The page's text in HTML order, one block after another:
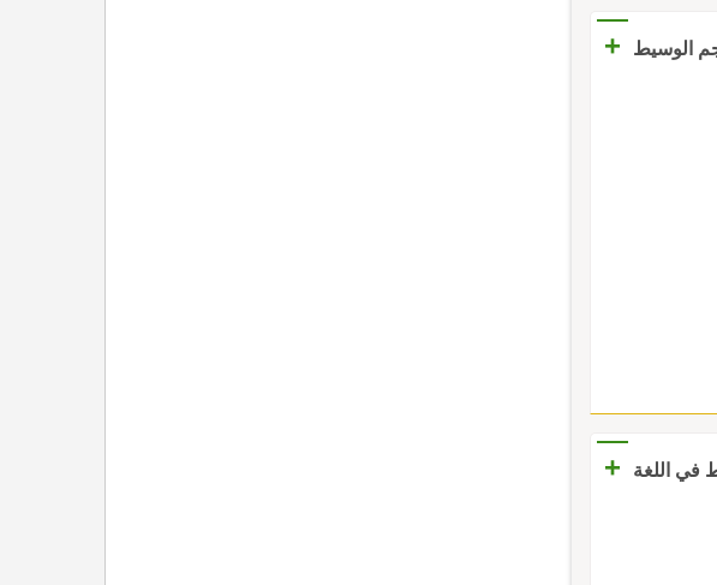
الوسيط +
في اللغة
+